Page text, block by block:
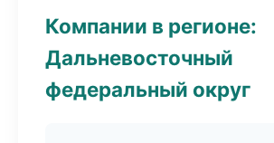
Компании в регионе:
Дальневосточный
федеральный округ